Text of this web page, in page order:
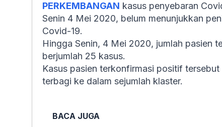
PERKEMBANGAN kasus penyebaran
Senin 4 Mei 2020, belum menunjukkan
Covid-19.
Hingga Senin, 4 Mei 2020, jumlah pasien
berjumlah 25 kasus.
Kasus pasien terkonfirmasi positif
terbagi ke dalam sejumlah klaster.
BACA JUGA